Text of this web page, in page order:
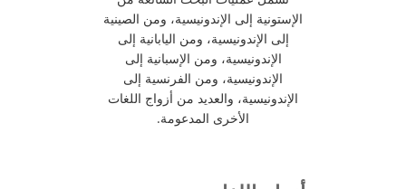
الإستونية إلى الإندونيسية، ومن الصينية
إلى الإندونيسية، ومن اليابانية إلى
الإندونيسية، ومن الإسبانية إلى
الإندونيسية، ومن الفرنسية إلى
الإندونيسية، والعديد من أزواج اللغات
الأخرى المدعومة.